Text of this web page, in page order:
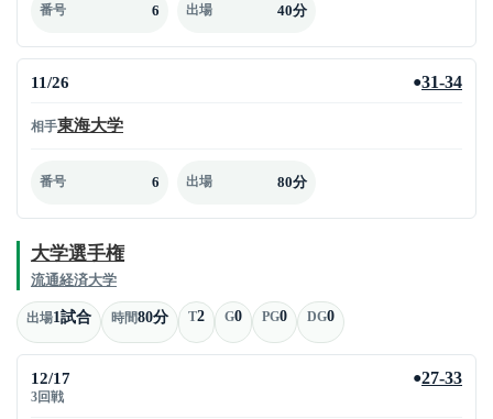
番号 6 出場 40分
11/26 ●31-34
相手東海大学
番号 6 出場 80分
大学選手権
流通経済大学
出場1試合 時間80分 T2 G0 PG0 DG0
12/17
3回戦
●27-33